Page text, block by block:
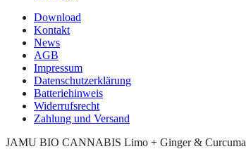
Download
Kontakt
News
AGB
Impressum
Datenschutzerklärung
Batteriehinweis
Widerrufsrecht
Zahlung und Versand
JAMU BIO CANNABIS Limo + Ginger & Curcuma